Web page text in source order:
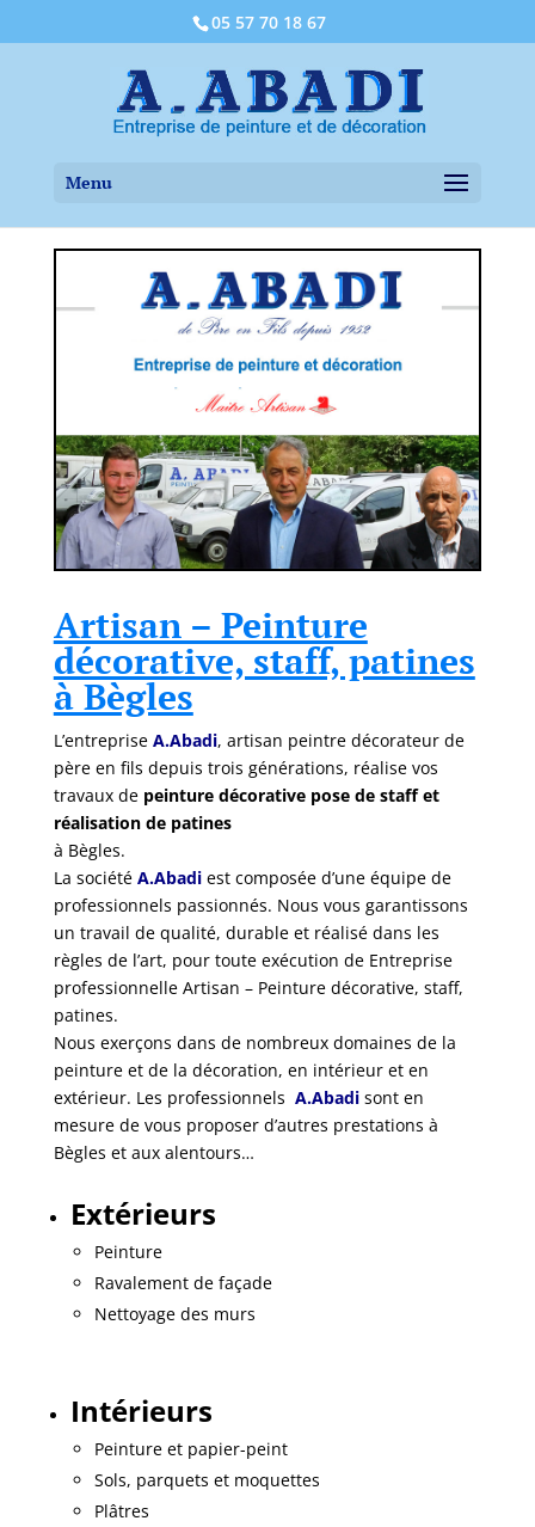
05 57 70 18 67
Artisan – Peinture
décorative, staff, patines
à Bègles
L’entreprise A.Abadi, artisan peintre décorateur de
père en fils depuis trois générations, réalise vos
travaux de peinture décorative pose de staff et
réalisation de patines
à Bègles.
La société A.Abadiest composée d’une équipe de
professionnels passionnés. Nous vous garantissons
un travail de qualité, durable et réalisé dans les
règles de l’art, pour toute exécution de Entreprise
professionnelle Artisan – Peinture décorative, staff,
patines.
Nous exerçons dans de nombreux domaines de la
peinture et de la décoration, en intérieur et en
extérieur. Les professionnels A.Abadisont en
mesure de vous proposer d’autres prestations à
Bègles et aux alentours…
Extérieurs
Peinture
Ravalement de façade
Nettoyage des murs
Intérieurs
Peinture et papier-peint
Sols, parquets et moquettes
Plâtres